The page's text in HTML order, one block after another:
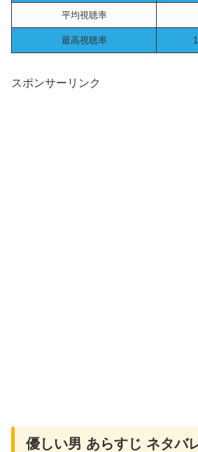
平均視聴率
最高視聴率
スポンサーリンク
優しい男 あらすじ ネタバ